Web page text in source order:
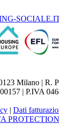
Milano | R.
| P.IVA
| Dati
PROTECTION